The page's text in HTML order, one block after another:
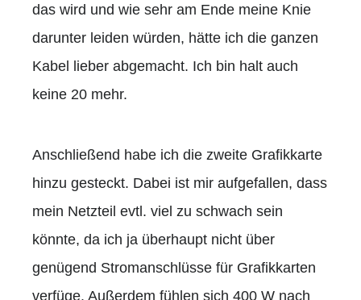
das wird und wie sehr am Ende meine Knie
darunter leiden würden, hätte ich die ganzen
Kabel lieber abgemacht. Ich bin halt auch
keine 20 mehr.
Anschließend habe ich die zweite Grafikkarte
hinzu gesteckt. Dabei ist mir aufgefallen, dass
mein Netzteil evtl. viel zu schwach sein
könnte, da ich ja überhaupt nicht über
genügend Stromanschlüsse für Grafikkarten
verfüge. Außerdem fühlen sich 400 W nach